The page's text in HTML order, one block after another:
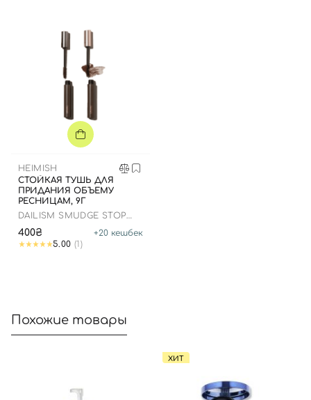
HEIMISH
СТОЙКАЯ ТУШЬ ДЛЯ
ПРИДАНИЯ ОБЪЕМУ
РЕСНИЦАМ, 9Г
DAILISM SMUDGE STOP
400₴ +20 кешбек
5.00 (1)
Похожие товары
ХИТ
Вход
Номер телефона
Отправляя форму для авторизации/регистрации, вы
принимаете условия